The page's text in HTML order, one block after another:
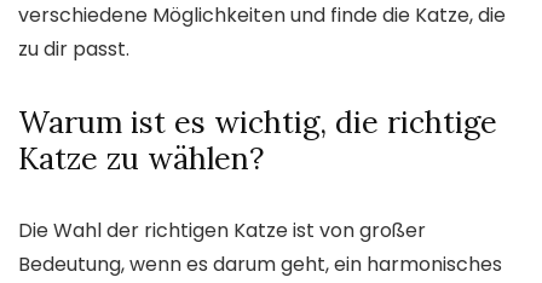
verschiedene Möglichkeiten und finde die Katze, die
zu dir passt.
Warum ist es wichtig, die richtige
Katze zu wählen?
Die Wahl der richtigen Katze ist von großer
Bedeutung, wenn es darum geht, ein harmonisches